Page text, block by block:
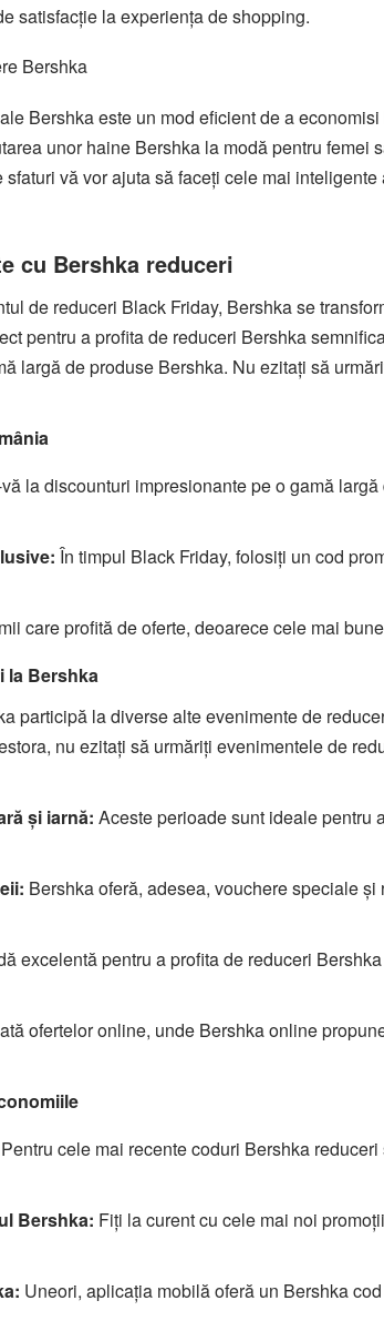
satisfacție la experiența de shopping.
Bershka este un mod eficient de a
unor haine Bershka la modă pentru femei
vă vor ajuta să faceți cele mai
cu Bershka reduceri
de reduceri Black Friday, Bershka se
pentru a profita de reduceri Bershka
largă de produse Bershka. Nu ezitați să
la discounturi impresionante pe o gamă
În timpul Black Friday, folosiți un cod
care profită de oferte, deoarece cele mai
la Bershka
participă la diverse alte evenimente de
nu ezitați să urmăriți evenimentele de
și iarnă: Aceste perioade sunt ideale pentru
Bershka oferă, adesea, vouchere speciale
excelentă pentru a profita de reduceri
ofertelor online, unde Bershka online
Pentru cele mai recente coduri Bershka
Bershka: Fiți la curent cu cele mai noi
Uneori, aplicația mobilă oferă un Bershka